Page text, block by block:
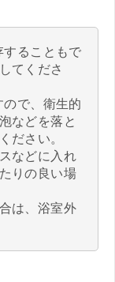
ることもで
てくださ
で、衛生的
などを落と
ださい。
などに入れ
りの良い場
は、浴室外